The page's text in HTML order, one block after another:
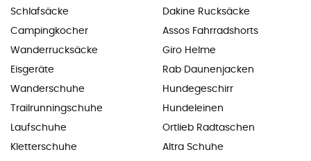
Schlafsäcke
Campingkocher
Wanderrucksäcke
Eisgeräte
Wanderschuhe
Trailrunningschuhe
Laufschuhe
Kletterschuhe
Dakine Rucksäcke
Assos Fahrradshorts
Giro Helme
Rab Daunenjacken
Hundegeschirr
Hundeleinen
Ortlieb Radtaschen
Altra Schuhe